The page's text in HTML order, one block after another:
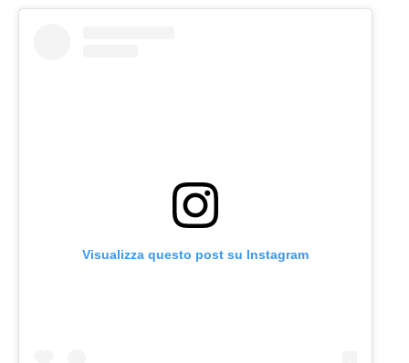
Visualizza questo post su Instagram